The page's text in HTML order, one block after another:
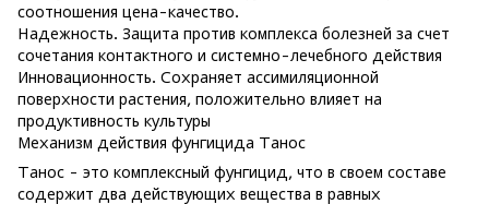
соотношения цена-качество.
Надежность. Защита против комплекса болезней за счет
сочетания контактного и системно-лечебного действия
Инновационность. Сохраняет ассимиляционной
поверхности растения, положительно влияет на
продуктивность культуры
Механизм действия фунгицида Танос
Танос - это комплексный фунгицид, что в своем составе
содержит два действующих вещества в равных